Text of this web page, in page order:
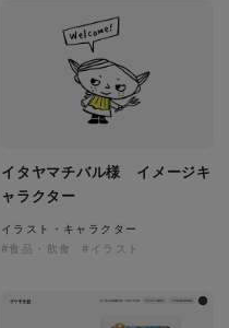
イタヤマチバル様 イメージキ
ャラクター
イラスト・キャラクター
#食品・飲食
#イラスト